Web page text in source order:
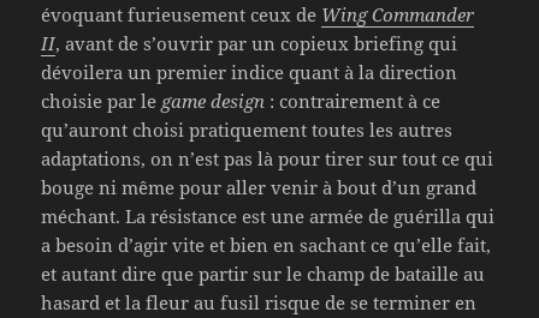
évoquant furieusement ceux de Wing Commander
II, avant de s’ouvrir par un copieux briefing qui
dévoilera un premier indice quant à la direction
choisie par le game design : contrairement à ce
qu’auront choisi pratiquement toutes les autres
adaptations, on n’est pas là pour tirer sur tout ce qui
bouge ni même pour aller venir à bout d’un grand
méchant. La résistance est une armée de guérilla qui
a besoin d’agir vite et bien en sachant ce qu’elle fait,
et autant dire que partir sur le champ de bataille au
hasard et la fleur au fusil risque de se terminer en